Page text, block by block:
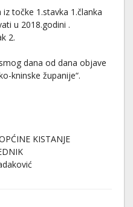
točke 1.stavka 1.članka
u 2018.godini .
2.
dana od dana objave
kninske županije“.
KISTANJE